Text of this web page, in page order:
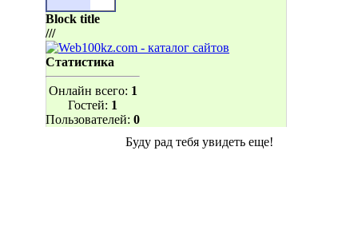
Block title
///
Статистика
Онлайн всего: 1
Гостей: 1
Пользователей: 0
Буду рад тебя увидеть еще!